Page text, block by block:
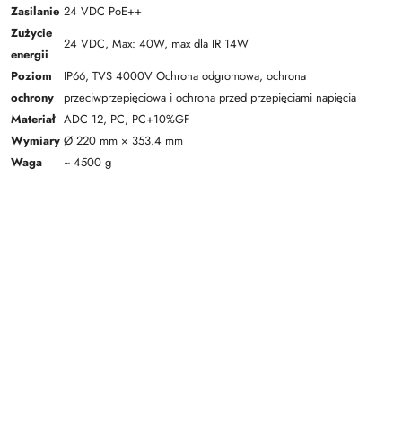
Zasilanie 24 VDC PoE++
Zużycie
energii
24 VDC, Max: 40W, max dla IR 14W
Poziom
ochrony
IP66, TVS 4000V Ochrona odgromowa, ochrona
przeciwprzepięciowa i ochrona przed przepięciami napięcia
Materiał ADC 12, PC, PC+10%GF
Wymiary Ø 220 mm × 353.4 mm
Waga
~ 4500 g